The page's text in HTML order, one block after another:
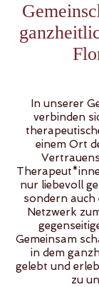
In unserer
verbinden
einem Ort
nur liebevoll
sondern auch
Netzwerk
Gemeinsam
in dem
gelebt und
zu